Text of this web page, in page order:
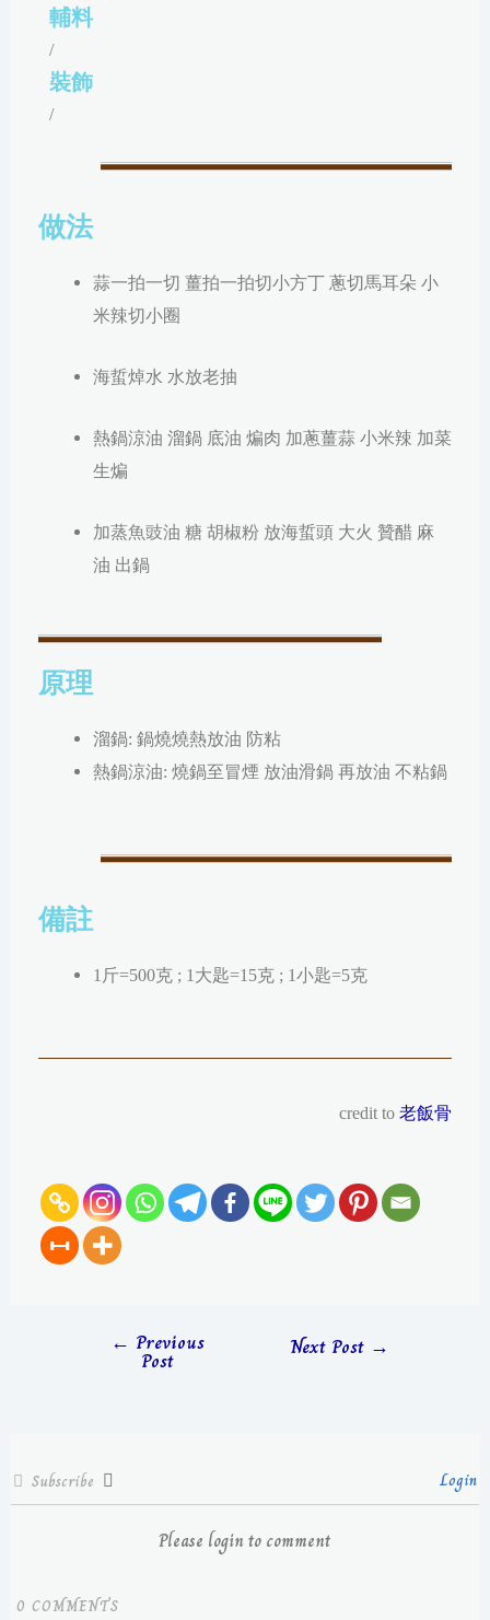
輔料
/
裝飾
/
做法
蒜一拍一切 薑拍一拍切小方丁 蔥切馬耳朵 小
米辣切小圈
海蜇焯水 水放老抽
熱鍋涼油 溜鍋 底油 煸肉 加蔥薑蒜 小米辣 加菜
生煸
加蒸魚豉油 糖 胡椒粉 放海蜇頭 大火 贊醋 麻
油 出鍋
原理
溜鍋: 鍋燒燒熱放油 防粘
熱鍋涼油: 燒鍋至冒煙 放油滑鍋 再放油 不粘鍋
備註
1斤=500克 ; 1大匙=15克 ; 1小匙=5克
credit to 老飯骨
← Previous
Post Next Post →
Subscribe Login
Please login to comment
0 COMMENTS